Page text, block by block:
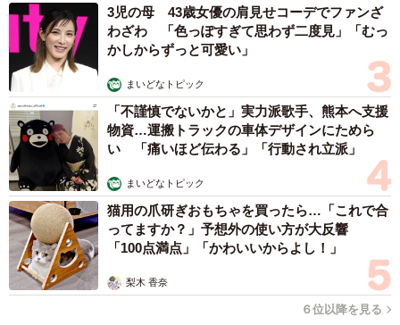
結婚相談所Presia）
さらに、「ぽっちゃり体型は結婚対象になりますか」とい
う質問には、「対象にならない」が119人、「対象になる」
が81人という結果になりました。
彼らが挙げた「ぽっちゃり体型を挽回できる魅力」として
は、「笑顔・愛嬌」（48人）、「性格・癒やし」（40
人）、「顔の好み」（32人）などが上位に挙がり、体型に
自信がなくても、明るい笑顔や穏やかな性格をアピールす
ることで、男性の心を掴める可能性は十分にあることがう
かがえました。
調査を実施した同所は、「男性が求めているのは、健康的
3児の母 43歳女優の肩見せコーデでファンざ
わざわ 「色っぽすぎて思わず二度見」「むっ
かしからずっと可愛い」
まいどなトピック
「不謹慎でないかと」実力派歌手、熊本へ支援
物資…運搬トラックの車体デザインにためら
い 「痛いほど伝わる」「行動され立派」
まいどなトピック
猫用の爪研ぎおもちゃを買ったら…「これで合
ってますか？」予想外の使い方が大反響
「100点満点」「かわいいからよし！」
梨木 香奈
６位以降を見る